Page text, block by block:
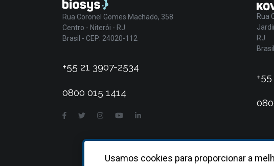
Rua Coronel Gomes Machado, 358
Centro - Niterói - RJ
Brasil - CEP: 24020-112
+55 21 3907-2534
0800 015 1414
Rua
RJ
Usamos cookies para proporcionar a